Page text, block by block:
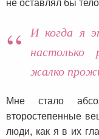
И когда я
жалко
Мне стало
второстепенные
люди, как я в их